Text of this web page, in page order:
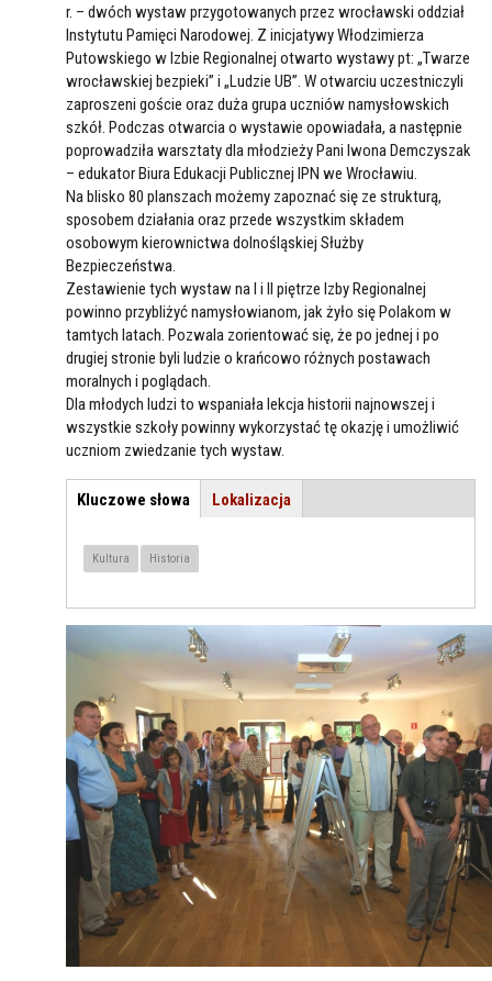
r. – dwóch wystaw przygotowanych przez wrocławski oddział
Instytutu Pamięci Narodowej. Z inicjatywy Włodzimierza
Putowskiego w Izbie Regionalnej otwarto wystawy pt: „Twarze
wrocławskiej bezpieki” i „Ludzie UB”. W otwarciu uczestniczyli
zaproszeni goście oraz duża grupa uczniów namysłowskich
szkół. Podczas otwarcia o wystawie opowiadała, a następnie
poprowadziła warsztaty dla młodzieży Pani Iwona Demczyszak
– edukator Biura Edukacji Publicznej IPN we Wrocławiu.
Na blisko 80 planszach możemy zapoznać się ze strukturą,
sposobem działania oraz przede wszystkim składem
osobowym kierownictwa dolnośląskiej Służby
Bezpieczeństwa.
Zestawienie tych wystaw na I i II piętrze Izby Regionalnej
powinno przybliżyć namysłowianom, jak żyło się Polakom w
tamtych latach. Pozwala zorientować się, że po jednej i po
drugiej stronie byli ludzie o krańcowo różnych postawach
moralnych i poglądach.
Dla młodych ludzi to wspaniała lekcja historii najnowszej i
wszystkie szkoły powinny wykorzystać tę okazję i umożliwić
uczniom zwiedzanie tych wystaw.
TEMAT / LOKALIZACJA
Kluczowe słowa (aktywna
karta)
Lokalizacja
Kultura Historia